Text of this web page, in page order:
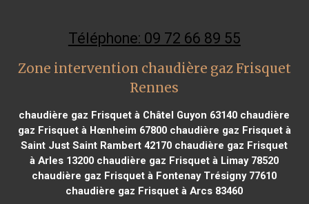
Téléphone: 09 72 66 89 55
Zone intervention chaudière gaz Frisquet
Rennes
chaudière gaz Frisquet à Châtel Guyon 63140 chaudière
gaz Frisquet à Hœnheim 67800chaudière gaz Frisquet à
Saint Just Saint Rambert 42170 chaudière gaz Frisquet
à Arles 13200 chaudière gaz Frisquet à Limay 78520
chaudière gaz Frisquet à Fontenay Trésigny 77610
chaudière gaz Frisquet à Arcs 83460